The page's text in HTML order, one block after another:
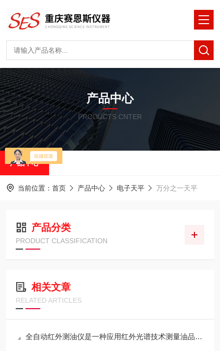
产品中心
PRODUCTS CNTER
产品中心
当前位置： 首页 产品中心 电子天平 万分之一天平
产品分类
PRODUCT CLASSIFICATION
相关文章
RELATED ARTICLES
全自动红外测油仪是一种应用红外光谱技术测量油品含量的高科技仪器